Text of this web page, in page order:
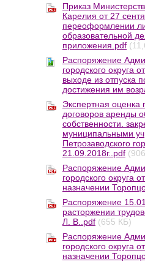
Приказ
Карелия от 27
переоформлении
образовательной
приложения.pdf
Распоряжение
городского округа
выходе из отпуска
достижения им
Экспертная оценка
договоров аренды
собственности.
муниципальными
Петрозаводского
21.09.2018г..pdf
Распоряжение
городского округа
назначении
Распоряжение
расторжении
Л. В..pdf (655 КБ)
Распоряжение
городского округа
назначении